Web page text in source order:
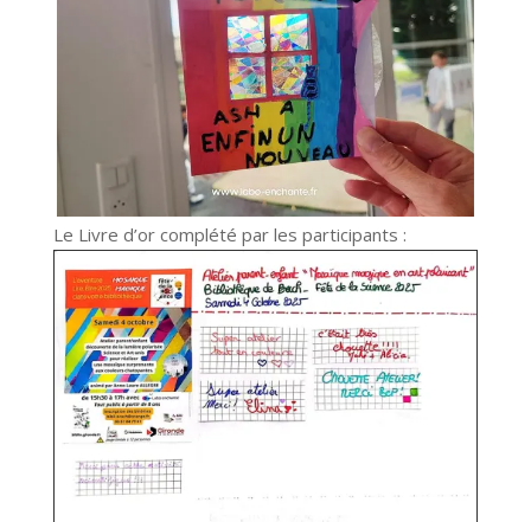
Le Livre d’or complété par les participants :